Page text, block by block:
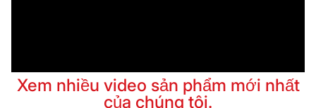
Xem nhiều video sản phẩm mới nhất
của chúng tôi.